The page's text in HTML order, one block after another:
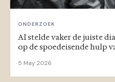
ONDERZOEK
AI stelde vaker de juiste
op de spoedeisende hulp
5 May 2026